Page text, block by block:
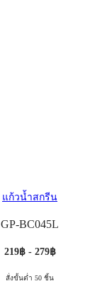
แก้วน้ำสกรีน
GP-BC045L
219฿ - 279฿
สั่งขั้นต่ำ 50 ชิ้น